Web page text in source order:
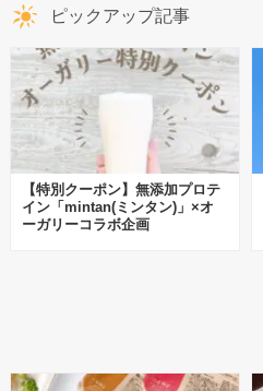
ピックアップ記事
【特別クーポン】無添加プロテ
イン「mintan(ミンタン)」×オ
ーガリーコラボ企画